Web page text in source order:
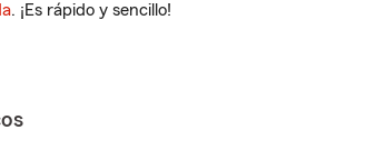
. ¡Es rápido y sencillo!